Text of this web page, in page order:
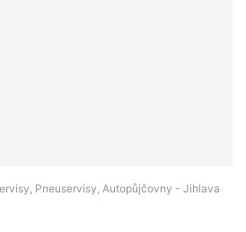
Pneuservisy, Autopůjčovny - Jihlava